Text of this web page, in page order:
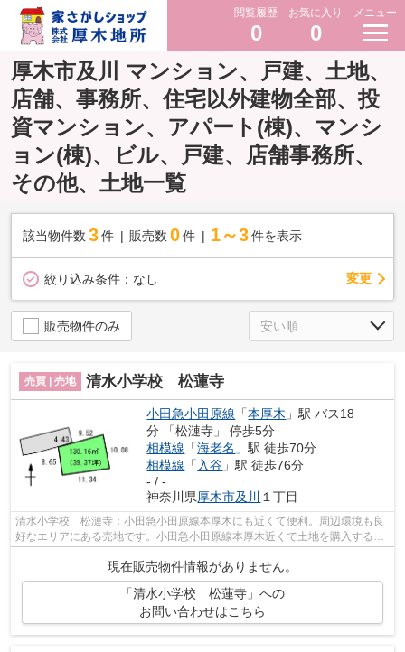
閲覧履歴
0
お気に入り
0
メニュー
厚木市及川 マンション、戸建、土地、
店舗、事務所、住宅以外建物全部、投
資マンション、アパート(棟)、マンシ
ョン(棟)、ビル、戸建、店舗事務所、
その他、土地一覧
該当物件数 3件 販売数 0 件 1～3 件を表示
絞り込み条件： なし 変更
販売物件のみ
売買 | 売地 清水小学校 松蓮寺
小田急小田原線 「本厚木 」駅 バス18
分 「松漣寺」 停歩5分
相模線 「海老名 」駅 徒歩70分
相模線 「 入谷 」駅 徒歩76分
- / -
神奈川県厚木市及川 １丁目
清水小学校 松漣寺：小田急小田原線本厚木にも近くて便利。周辺環境も良
好なエリアにある売地です。小田急小田原線本厚木近くで土地を購入するな
現在販売物件情報がありません。
「清水小学校 松蓮寺」への
お問い合わせはこちら